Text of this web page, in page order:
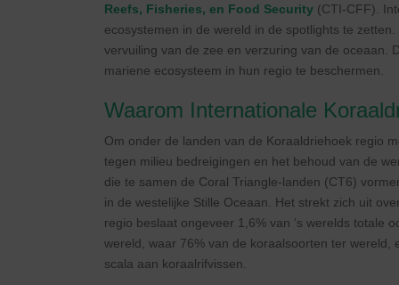
Reefs, Fisheries, en Food Security (CTI-CFF).
ecosystemen in de wereld in de spotlights te
vervuiling van de zee en verzuring van de oceaan.
mariene ecosysteem in hun regio te beschermen.
Waarom Internationale
Om onder de landen van de Koraaldriehoek regio
tegen milieu bedreigingen en het behoud van de
die te samen de Coral Triangle-landen (CT6)
in de westelijke Stille Oceaan. Het strekt zich uit
regio beslaat ongeveer 1,6% van ’s werelds totale
wereld, waar 76% van de koraalsoorten ter
scala aan koraalrifvissen.